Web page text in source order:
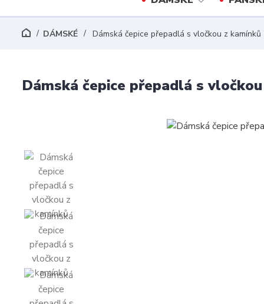
DÁMSKÉ Dámská čepice přepadlá s vločkou z kamínků
Dámská čepice přepadlá s